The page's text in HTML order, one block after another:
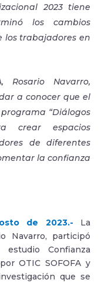
2023 tiene
los cambios
los trabajadores en
Rosario Navarro,
a conocer que el
“Diálogos
crear espacios
de diferentes
la confianza
de 2023.- La
Navarro, participó
Confianza
OTIC SOFOFA y
que se